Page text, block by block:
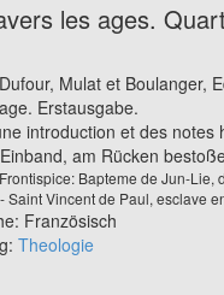
les ages.
Mulat et Boulanger,
Erstausgabe.
introduction et des notes
am Rücken
Bapteme de Jun-Lie,
Saint Vincent de Paul, esclave
Französisch
Theologie